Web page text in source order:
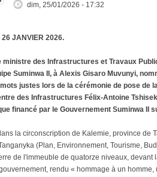
dim, 25/01/2026 - 17:32
JANVIER 2026.
des Infrastructures et Travaux
Suminwa II, à Alexis Gisaro Muvunyi,
justes lors de la cérémonie de pose de
des Infrastructures Félix-Antoine
financé par le Gouvernement Suminwa II
la circonscription de Kalemie, province de
(Plan, Environnement, Tourisme,
de l'immeuble de quatorze niveaux, devant
rendu « hommage à un